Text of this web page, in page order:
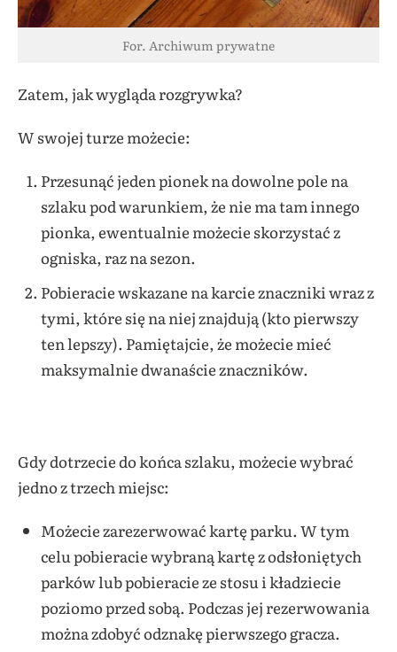
For. Archiwum prywatne
Zatem, jak wygląda rozgrywka?
W swojej turze możecie:
Przesunąć jeden pionek na dowolne pole na
szlaku pod warunkiem, że nie ma tam innego
pionka, ewentualnie możecie skorzystać z
ogniska, raz na sezon.
Pobieracie wskazane na karcie znaczniki wraz z
tymi, które się na niej znajdują (kto pierwszy
ten lepszy). Pamiętajcie, że możecie mieć
maksymalnie dwanaście znaczników.
Gdy dotrzecie do końca szlaku, możecie wybrać
jedno z trzech miejsc:
Możecie zarezerwować kartę parku. W tym
celu pobieracie wybraną kartę z odsłoniętych
parków lub pobieracie ze stosu i kładziecie
poziomo przed sobą. Podczas jej rezerwowania
można zdobyć odznakę pierwszego gracza.